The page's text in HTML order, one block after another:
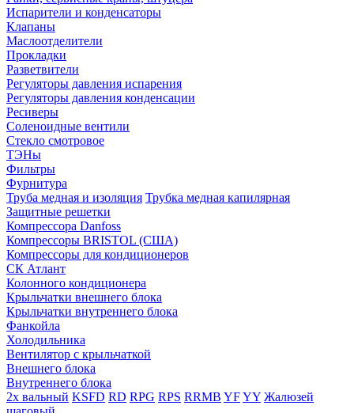
Испарители и конденсаторы
Клапаны
Маслоотделители
Прокладки
Разветвители
Регуляторы давления испарения
Регуляторы давления конденсации
Ресиверы
Соленоидные вентили
Стекло смотровое
ТЭНы
Фильтры
Фурнитура
Труба медная и изоляция Трубка медная капилярная
Защитные решетки
Компрессора Danfoss
Компрессоры BRISTOL (США)
Компрессоры для кондиционеров
СК Атлант
Колонного кондиционера
Крыльчатки внешнего блока
Крыльчатки внутреннего блока
Фанкойла
Холодильника
Вентилятор с крыльчаткой
Внешнего блока
Внутреннего блока
2х вальный KSFD RD RPG RPS RRMB YFYY Жалюзей